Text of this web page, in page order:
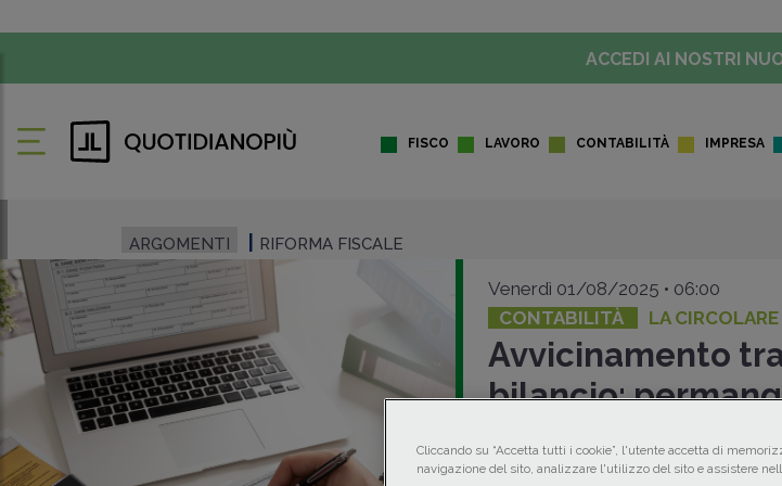
ACCEDI AI NOSTRI
FISCO LAVORO CONTABILITÀ IMPRESA
ARGOMENTI RIFORMA FISCALE
Venerdì 01/08/2025 • 06:00
CONTABILITÀ
LA
Avvicinamento
bilancio:
Assonimeanalizza le novità
Cliccando su “Accetta tutti i cookie”, l'utente accetta di
navigazione del sito, analizzare l'utilizzo del sito e assistere